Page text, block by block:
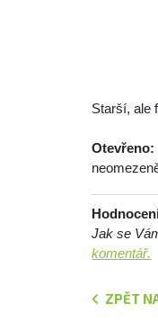
Starší, ale
Otevřeno:
Jak se
komentář.
ZPĚT